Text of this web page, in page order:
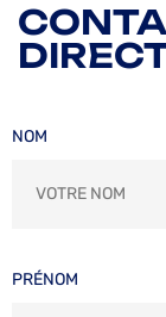
NOM
PRÉNOM